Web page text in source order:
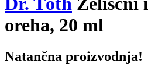
oreha, 20 ml
Natančna proizvodnja!